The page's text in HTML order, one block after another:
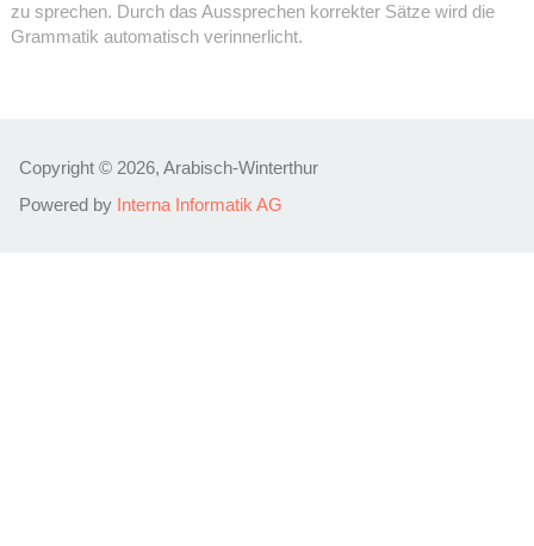
zu sprechen. Durch das Aussprechen korrekter Sätze wird die
Grammatik automatisch verinnerlicht.
Copyright © 2026, Arabisch-Winterthur
Powered by Interna Informatik AG